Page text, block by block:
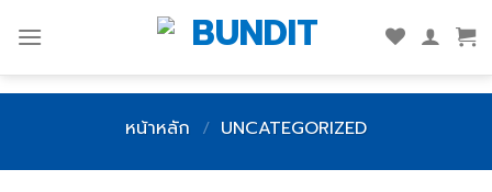
content
หน้าหลัก / UNCATEGORIZED